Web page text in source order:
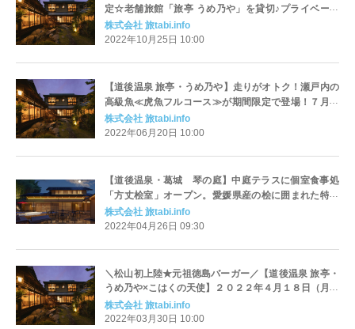
定☆老舗旅館「旅亭 うめ乃や」を貸切♪プライベート
ウェディング。贅沢空間で叶える、幸福なひととき。
株式会社 旅tabi.info
2022年10月25日 10:00
【道後温泉 旅亭・うめ乃や】走りがオトク！瀬戸内の
高級魚≪虎魚フルコース≫が期間限定で登場！７月２
１日まで。そして７月２２日は、≪愛媛銘酒「風の
里」×うめ乃や≫が一夜限りの饗宴！！
株式会社 旅tabi.info
2022年06月20日 10:00
【道後温泉・葛城 琴の庭】中庭テラスに個室食事処
「方丈桧室」オープン。愛媛県産の桧に囲まれた特等
席で四国の四季を味わう（2022年春以降予定）
株式会社 旅tabi.info
2022年04月26日 09:30
＼松山初上陸★元祖徳島バーガー／【道後温泉 旅亭・
うめ乃や×こはくの天使】２０２２年４月１８日（月）
うめ乃やにて、限定販売イベント開催！≪スポンサー
ＮＦＴ特別講習も、同日特別開催♪≫
株式会社 旅tabi.info
2022年03月30日 10:00